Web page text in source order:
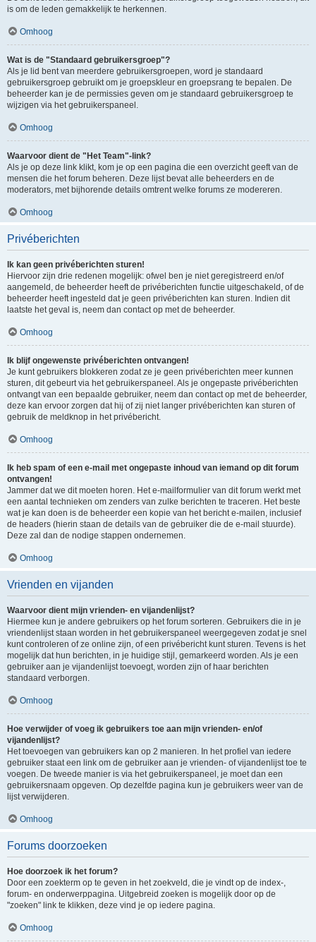
is om de leden gemakkelijk te herkennen.
Omhoog
Wat is de "Standaard gebruikersgroep"?
Als je lid bent van meerdere gebruikersgroepen, word je standaard
gebruikersgroep gebruikt om je groepskleur en groepsrang te bepalen. De
beheerder kan je de permissies geven om je standaard gebruikersgroep te
wijzigen via het gebruikerspaneel.
Omhoog
Waarvoor dient de "Het Team"-link?
Als je op deze link klikt, kom je op een pagina die een overzicht geeft van de
mensen die het forum beheren. Deze lijst bevat alle beheerders en de
moderators, met bijhorende details omtrent welke forums ze modereren.
Omhoog
Privéberichten
Ik kan geen privéberichten sturen!
Hiervoor zijn drie redenen mogelijk: ofwel ben je niet geregistreerd en/of
aangemeld, de beheerder heeft de privéberichten functie uitgeschakeld, of de
beheerder heeft ingesteld dat je geen privéberichten kan sturen. Indien dit
laatste het geval is, neem dan contact op met de beheerder.
Omhoog
Ik blijf ongewenste privéberichten ontvangen!
Je kunt gebruikers blokkeren zodat ze je geen privéberichten meer kunnen
sturen, dit gebeurt via het gebruikerspaneel. Als je ongepaste privéberichten
ontvangt van een bepaalde gebruiker, neem dan contact op met de beheerder,
deze kan ervoor zorgen dat hij of zij niet langer privéberichten kan sturen of
gebruik de meldknop in het privébericht.
Omhoog
Ik heb spam of een e-mail met ongepaste inhoud van iemand op dit forum
ontvangen!
Jammer dat we dit moeten horen. Het e-mailformulier van dit forum werkt met
een aantal technieken om zenders van zulke berichten te traceren. Het beste
wat je kan doen is de beheerder een kopie van het bericht e-mailen, inclusief
de headers (hierin staan de details van de gebruiker die de e-mail stuurde).
Deze zal dan de nodige stappen ondernemen.
Omhoog
Vrienden en vijanden
Waarvoor dient mijn vrienden- en vijandenlijst?
Hiermee kun je andere gebruikers op het forum sorteren. Gebruikers die in je
vriendenlijst staan worden in het gebruikerspaneel weergegeven zodat je snel
kunt controleren of ze online zijn, of een privébericht kunt sturen. Tevens is het
mogelijk dat hun berichten, in je huidige stijl, gemarkeerd worden. Als je een
gebruiker aan je vijandenlijst toevoegt, worden zijn of haar berichten
standaard verborgen.
Omhoog
Hoe verwijder of voeg ik gebruikers toe aan mijn vrienden- en/of
vijandenlijst?
Het toevoegen van gebruikers kan op 2 manieren. In het profiel van iedere
gebruiker staat een link om de gebruiker aan je vrienden- of vijandenlijst toe te
voegen. De tweede manier is via het gebruikerspaneel, je moet dan een
gebruikersnaam opgeven. Op dezelfde pagina kun je gebruikers weer van de
lijst verwijderen.
Omhoog
Forums doorzoeken
Hoe doorzoek ik het forum?
Door een zoekterm op te geven in het zoekveld, die je vindt op de index-,
forum- en onderwerppagina. Uitgebreid zoeken is mogelijk door op de
"zoeken" link te klikken, deze vind je op iedere pagina.
Omhoog